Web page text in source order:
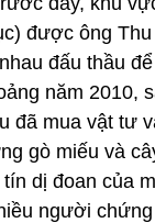
được ông
đấu thầu
năm 2010,
đã mua vật tư
gò miếu và
dị đoan của
người